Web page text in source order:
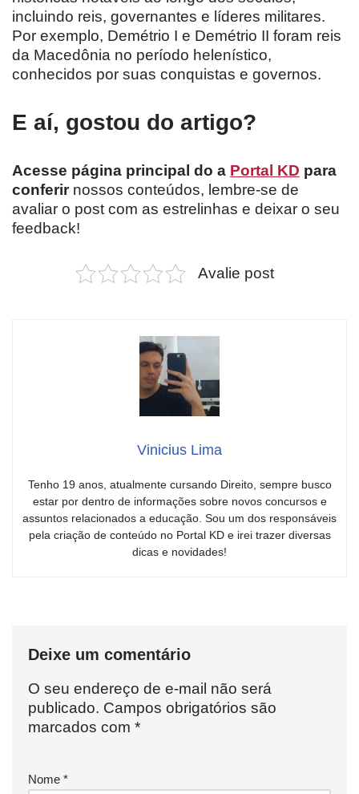
incluindo reis, governantes e líderes militares.
Por exemplo, Demétrio I e Demétrio II foram reis
da Macedônia no período helenístico,
conhecidos por suas conquistas e governos.
E aí, gostou do artigo?
Acesse página principal do a Portal KD para
conferirnossos conteúdos, lembre-se de
avaliar o post com as estrelinhas e deixar o seu
feedback!
Avalie post
Vinicius Lima
Tenho 19 anos, atualmente cursando Direito, sempre busco
estar por dentro de informações sobre novos concursos e
assuntos relacionados a educação. Sou um dos responsáveis
pela criação de conteúdo no Portal KD e irei trazer diversas
dicas e novidades!
Deixe um comentário
O seu endereço de e-mail não será
publicado. Campos obrigatórios são
marcados com *
Nome *